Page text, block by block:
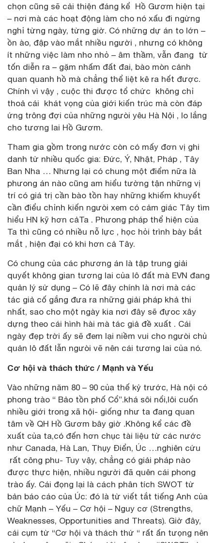
chọn cũng sẽ cải thiện đáng kể Hồ Gươm hiện tại
– nơi mà các hoạt động làm cho nó xấu đi ngừng
nghỉ từng ngày, từng giờ. Có những dự án to lớn –
ồn ào, đập vào mắt nhiều người , nhưng có không
ít những việc làm nho nhỏ – âm thầm, vẫn đang từ
tốn diễn ra – gặm nhấm đất đai, bào mòn cảnh
quan quanh hồ mà chẳng thể liệt kê ra hết được.
Chính vì vậy , cuộc thi được tổ chức không chỉ
thoả cái khát vọng của giới kiến trúc mà còn đáp
ứng trông đợi của những ngưòi yêu Hà Nội , lo lắng
cho tương lai Hồ Gươm.
Tham gia gồm trong nước còn có mấy đơn vị ghi
danh từ nhiều quốc gia: Đức, Ý, Nhật, Pháp , Tây
Ban Nha … Nhưng lại có chung một điểm nữa là
phưong án nào cũng am hiểu tường tận những vị
trí có giá trị cần bào tồn hay những khiếm khuyết
cần điểu chỉnh kiến ngưòi xem có cảm giác Tây tìm
hiểu HN kỹ hơn cảTa . Phưong pháp thể hiện của
Ta thì cũng có nhiều nỗ lực , học hỏi trình bày bắt
mắt , hiện đại có khi hơn cả Tây.
Có chung của các phương án là tập trung giải
quyết không gian tương lai của lô đất mà EVN đang
quản lý sử dụng – Có lẽ đây chính là nơi mà các
tác giả cố gắng đưa ra những giải pháp khả thi
nhất, sao cho một ngày kia nơi đây sẽ đựoc xây
dựng theo cái hình hài mà tác giả đề xuất . Cái
ngày đẹp trời ấy sẽ đem lại niềm vui cho ngưòi chủ
quản lô đất lẫn ngưòi vẽ nên cái tương lai của nó.
Cơ hội và thách thức / Mạnh và Yếu
Vào những năm 80 – 90 của thế kỷ trước, Hà nội có
phong trào “ Bảo tồn phố Cổ”.khá sôi nổi,lôi cuốn
nhiều giới trong xã hội- giống như ta đang quan
tâm về QH Hồ Gươm bây giờ .Không kể các đề
xuất của ta,có đến hơn chục tài liệu từ các nước
như Canada, Hà Lan, Thụy Điển, Úc …nghiên cứu
rất công phu- Tuy vậy, chẳng có giải pháp nào
được thực hiện, nhiều người đã quên cái phong
trào ấy. Cái đọng lại là cách phân tích SWOT từ
bản báo cáo của Úc: đó là từ viết tắt tiếng Anh của
chữ Mạnh – Yếu – Cơ hội – Nguy cơ (Strengths,
Weaknesses, Opportunities and Threats). Giờ đây,
cái cụm từ “Cơ hội và thách thứ “ rất ấn tưọng nên